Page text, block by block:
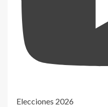
Elecciones 2026